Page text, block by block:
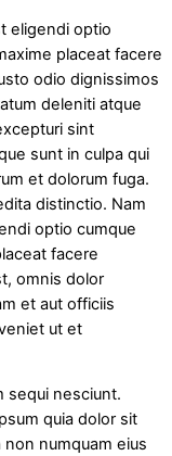
eligendi optio
placeat facere
odio dignissimos
deleniti atque
sint
sunt in culpa qui
et dolorum fuga.
distinctio. Nam
optio cumque
facere
omnis dolor
et aut officiis
ut et
sequi nesciunt.
quia dolor sit
numquam eius